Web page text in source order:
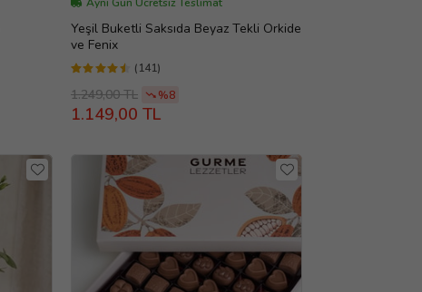
Aynı Gün Ücretsiz Teslimat
Yeşil Buketli Saksıda Beyaz Tekli Orkide
ve Fenix
(141)
1.249,00 TL %8
1.149,00 TL